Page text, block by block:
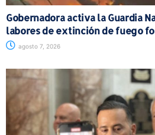
Gobernadora activa la Guardia
labores de extinción de fuego
agosto 7, 2026